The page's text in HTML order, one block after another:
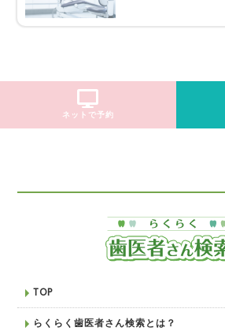
ネットで予約
TOP
らくらく歯医者さん検索とは？